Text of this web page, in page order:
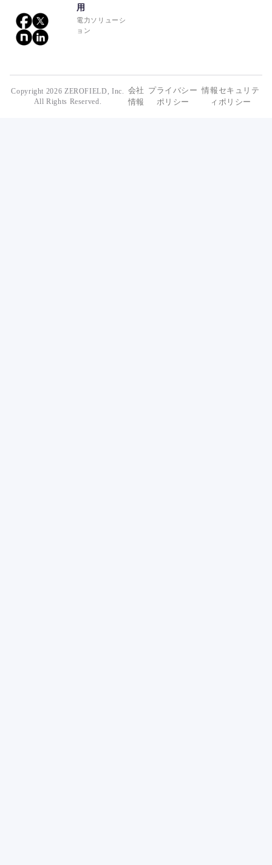
用
Copyright 2026 ZEROFIELD, Inc.
All Rights Reserved.
会社
情報
プライバシー
ポリシー
情報セキュリテ
ィポリシー